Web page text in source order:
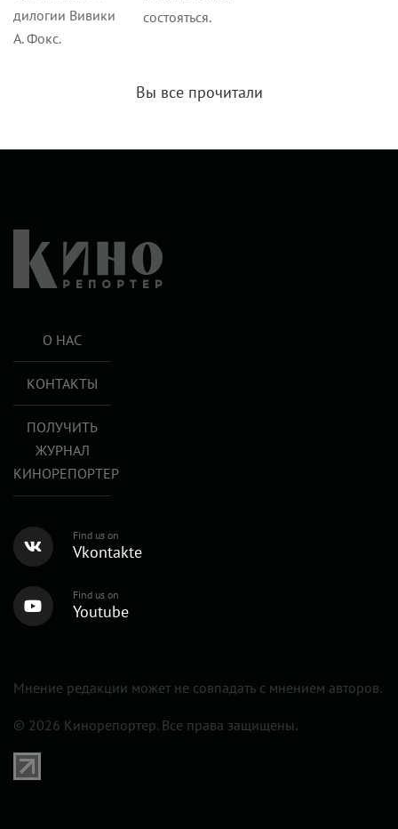
дилогии Вивики
А. Фокс.
состояться.
Вы все прочитали
О НАС
КОНТАКТЫ
ПОЛУЧИТЬ
ЖУРНАЛ
КИНОРЕПОРТЕР
Find us on
Vkontakte
Find us on
Youtube
Мнение редакции может не совпадать с мнением авторов.
© 2026 Кинорепортер. Все права защищены.